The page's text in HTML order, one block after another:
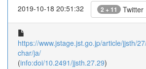
2019-10-18 20:51:32 2 + 11 Twitter
https://www.jstage.jst.go.jp/article/jjsth/
char/ja/
(info:doi/10.2491/jjsth.27.29)